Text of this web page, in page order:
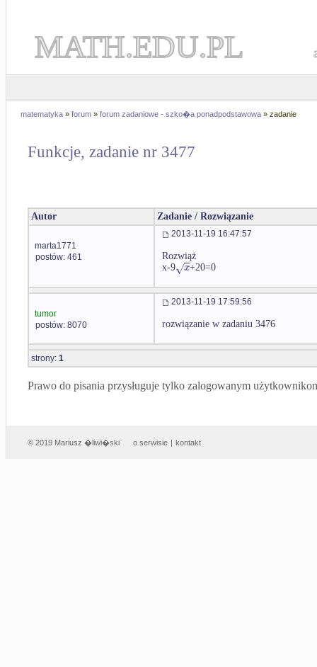
MATH.EDU.PL
matematyka » forum » forum zadaniowe - szko�a ponadpodstawowa » zadanie
Funkcje, zadanie nr 3477
Autor Zadanie / Rozwiązanie
marta1771
postów: 461
2013-11-19 16:47:57
Rozwiąż
x-9
x
√ +20=0
tumor
postów: 8070
2013-11-19 17:59:56
rozwiązanie w zadaniu 3476
strony: 1
Prawo do pisania przysługuje tylko zalogowanym
© 2019 Mariusz �liwi�ski o serwisie | kontakt